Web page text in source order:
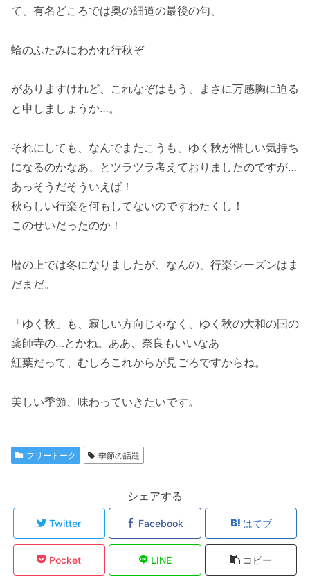
て、有名どころでは奥の細道の最後の句、
蛤のふたみにわかれ行秋ぞ
がありますけれど、これなぞはもう、まさに万感胸に迫る
と申しましょうか…。
それにしても、なんでまたこうも、ゆく秋が惜しい気持ち
になるのかなあ、とツラツラ考えておりましたのですが…
あっそうだそういえば！
秋らしい行楽を何もしてないのですわたくし！
このせいだったのか！
暦の上では冬になりましたが、なんの、行楽シーズンはま
だまだ。
「ゆく秋」も、寂しい方向じゃなく、ゆく秋の大和の国の
薬師寺の…とかね。ああ、奈良もいいなあ
紅葉だって、むしろこれからが見ごろですからね。
美しい季節、味わっていきたいです。
フリートーク 季節の話題
シェアする
Twitter Facebook はてブ
Pocket LINE コピー